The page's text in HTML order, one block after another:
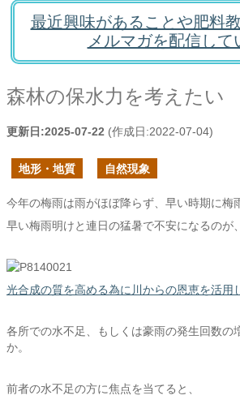
最近興味があることや肥料
メルマガを配信して
森林の保水力を考えたい
更新日:2025-07-22 (作成日:2022-07-04)
地形・地質 自然現象
今年の梅雨は雨がほぼ降らず、早い時期に梅
早い梅雨明けと連日の猛暑で不安になるのが、
光合成の質を高める為に川からの恩恵を活用
各所での水不足、もしくは豪雨の発生回数の
か。
前者の水不足の方に焦点を当てると、